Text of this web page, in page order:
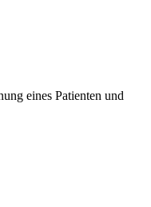
eines Patienten und